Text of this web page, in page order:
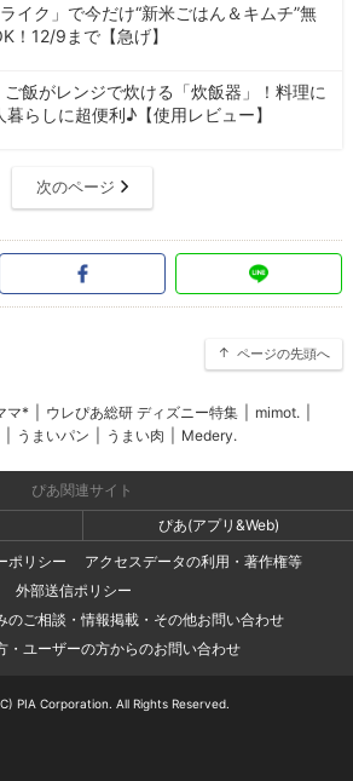
イク」で今だけ“新米ごはん＆キムチ”無
！12/9まで【急げ】
ご飯がレンジで炊ける「炊飯器」！料理に
暮らしに超便利♪【使用レビュー】
次のページ
ページの先頭へ
マ* ウレぴあ総研 ディズニー特集 mimot.
うまいパン うまい肉 Medery.
ぴあ関連サイト
ぴあ(アプリ&Web)
ポリシー
アクセスデータの利用・著作権等
外部送信ポリシー
のご相談・情報掲載・その他お問い合わせ
・ユーザーの方からのお問い合わせ
PIA Corporation. All Rights Reserved.